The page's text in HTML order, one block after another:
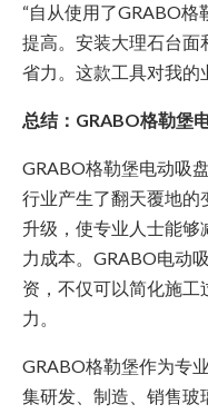
“自从使用了GRABO
提高。安装大理石台面
省力。这款工具对我的
总结：GRABO格勒堡
GRABO格勒堡电动吸
行业产生了翻天覆地的
升级，使专业人士能够
力成本。GRABO电动
资，不仅可以简化施
力。
GRABO格勒堡作为专
集研发、制造、销售玻